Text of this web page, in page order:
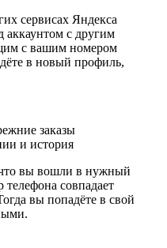
сервисах Яндекса
с другим
с вашим номером
в новый профиль,
заказы
и история
что вы вошли в нужный
совпадает
вы попадёте в свой